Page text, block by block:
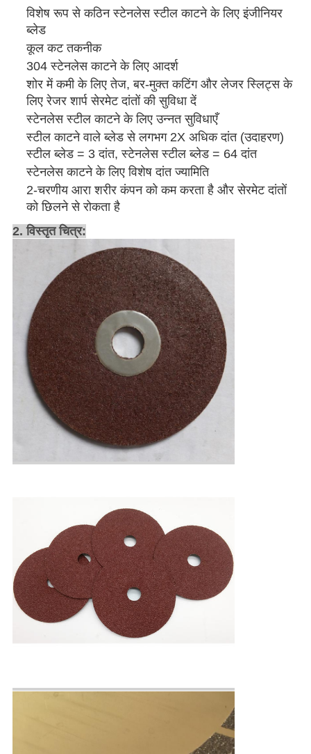
विशेष रूप से कठिन स्टेनलेस स्टील काटने के लिए इंजीनियर
ब्लेड
कूल कट तकनीक
304 स्टेनलेस काटने के लिए आदर्श
शोर में कमी के लिए तेज, बर-मुक्त कटिंग और लेजर स्लिट्स के
लिए रेजर शार्प सेरमेट दांतों की सुविधा दें
स्टेनलेस स्टील काटने के लिए उन्नत सुविधाएँ
स्टील काटने वाले ब्लेड से लगभग 2X अधिक दांत (उदाहरण)
स्टील ब्लेड = 3 दांत, स्टेनलेस स्टील ब्लेड = 64 दांत
स्टेनलेस काटने के लिए विशेष दांत ज्यामिति
2-चरणीय आरा शरीर कंपन को कम करता है और सेरमेट दांतों
को छिलने से रोकता है
2. विस्तृत चित्र: